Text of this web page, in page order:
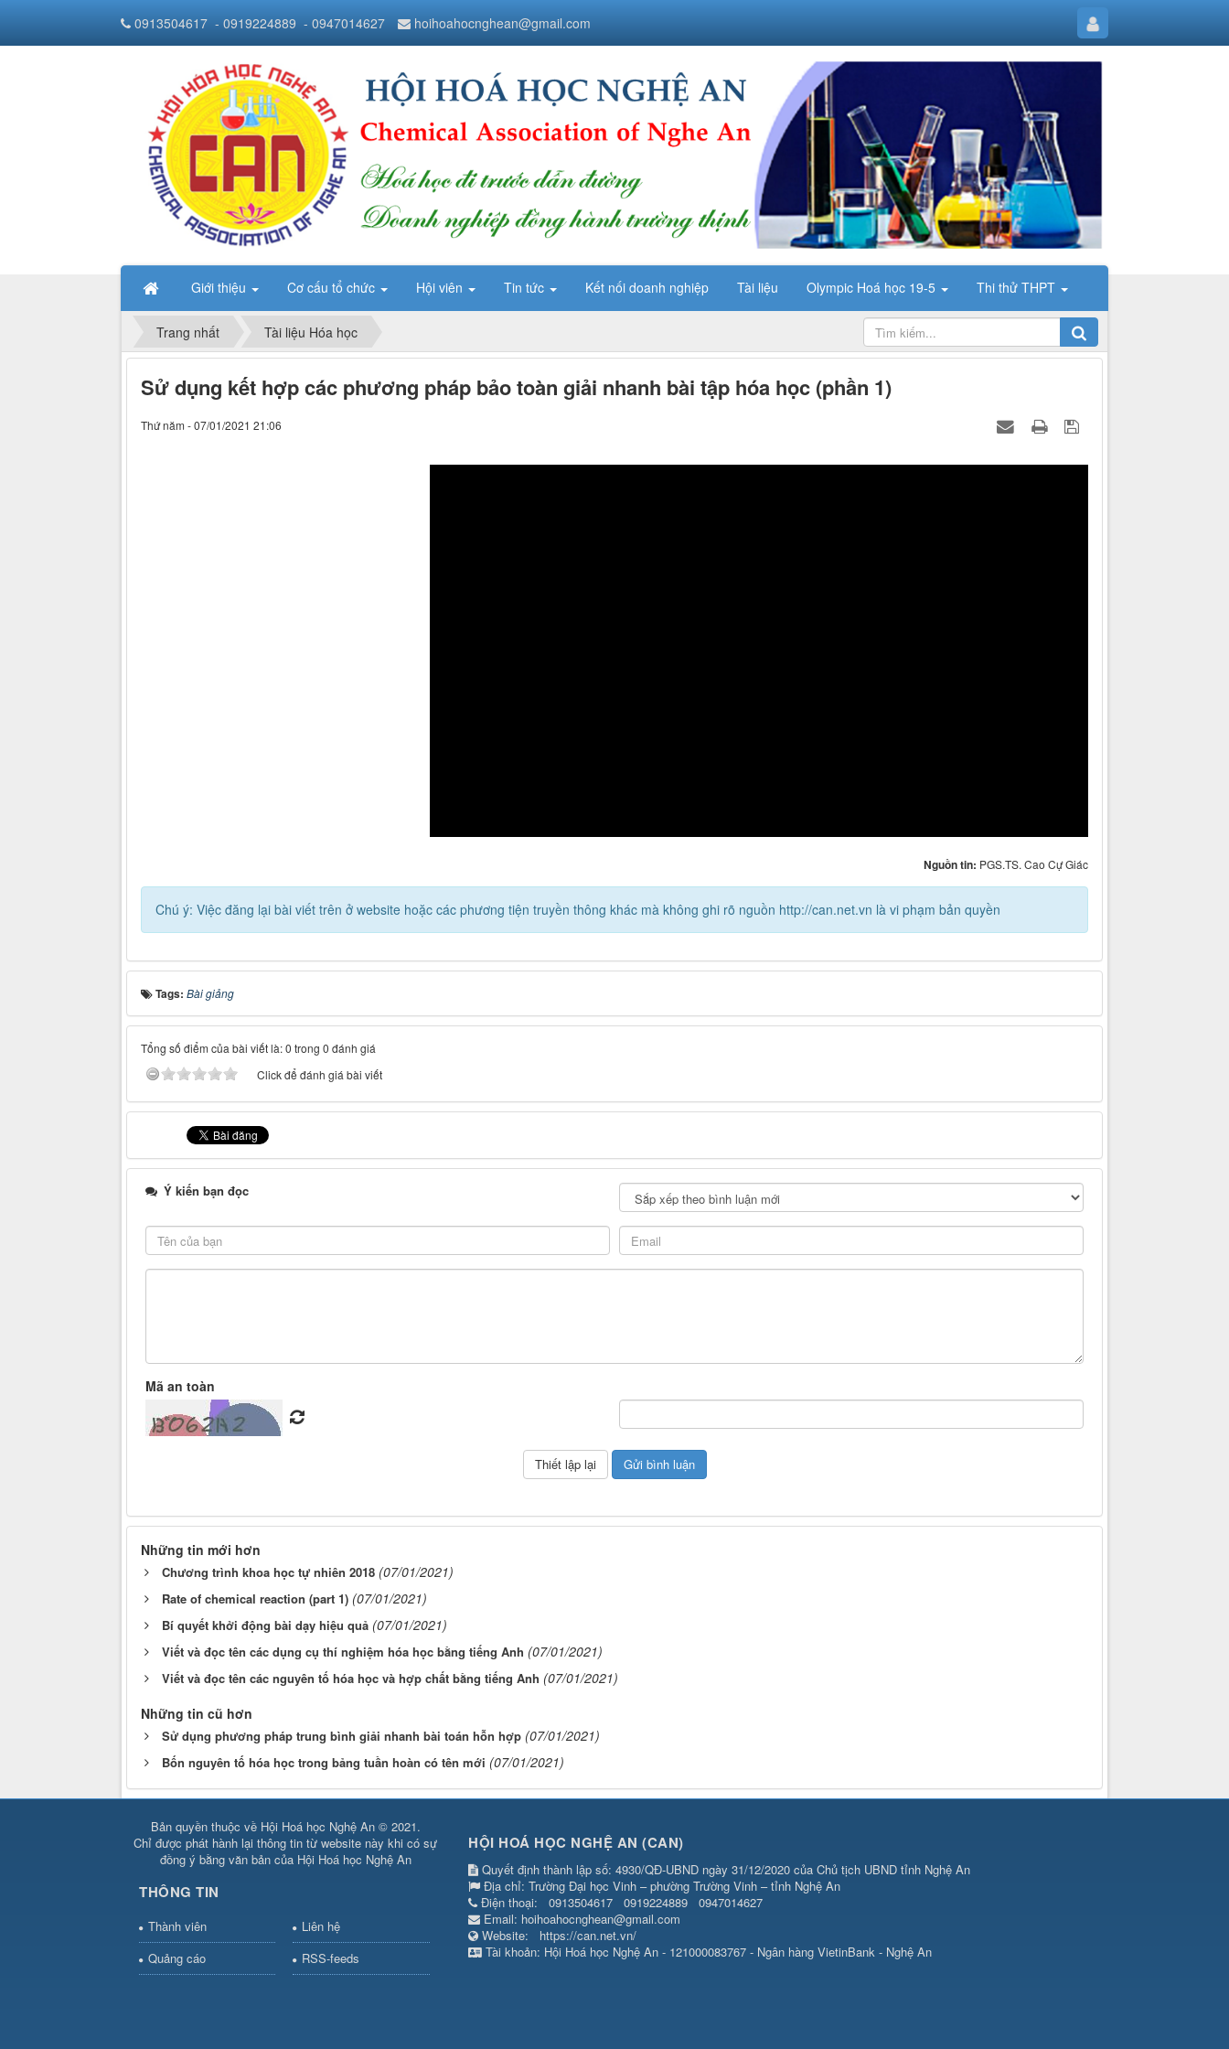
0913504617 - 0919224889 - 0947014627 hoihoahocnghean@gmail.com
Giới thiệu Cơ cấu tổ chức Hội viên Tin tức Kết nối doanh nghiệp Tài liệu Olympic Hoá học 19-5 Thi thử THPT
Trang nhất Tài liệu Hóa học
Sử dụng kết hợp các phương pháp bảo toàn giải nhanh bài tập hóa học (phần 1)
Thứ năm - 07/01/2021 21:06
Nguồn tin: PGS.TS. Cao Cự Giác
Chú ý: Việc đăng lại bài viết trên ở website hoặc các phương tiện truyền thông khác mà không ghi rõ nguồn http://can.net.vn là vi phạm bản quyền
Tags: Bài giảng
Tổng số điểm của bài viết là: 0 trong 0 đánh giá
Click để đánh giá bài viết
Ý kiến bạn đọc
Mã an toàn
Những tin mới hơn
Chương trình khoa học tự nhiên 2018 (07/01/2021)
Rate of chemical reaction (part 1) (07/01/2021)
Bí quyết khởi động bài dạy hiệu quả (07/01/2021)
Viết và đọc tên các dụng cụ thí nghiệm hóa học bằng tiếng Anh (07/01/2021)
Viết và đọc tên các nguyên tố hóa học và hợp chất bằng tiếng Anh (07/01/2021)
Những tin cũ hơn
Sử dụng phương pháp trung bình giải nhanh bài toán hỗn hợp (07/01/2021)
Bốn nguyên tố hóa học trong bảng tuần hoàn có tên mới (07/01/2021)
Bản quyền thuộc về Hội Hoá học Nghệ An © 2021.
Chỉ được phát hành lại thông tin từ website này khi có sự
đồng ý bằng văn bản của Hội Hoá học Nghệ An
THÔNG TIN
Thành viên
Liên hệ
Quảng cáo
RSS-feeds
HỘI HOÁ HỌC NGHỆ AN (CAN)
Quyết định thành lập số: 4930/QĐ-UBND ngày 31/12/2020 của Chủ tịch UBND tỉnh Nghệ An
Địa chỉ: Trường Đại học Vinh – phường Trường Vinh – tỉnh Nghệ An
Điện thoại: 0913504617 0919224889
0947014627
Email: hoihoahocnghean@gmail.com
Website: https://can.net.vn/
Tài khoản: Hội Hoá học Nghệ An - 121000083767 - Ngân hàng VietinBank - Nghệ An